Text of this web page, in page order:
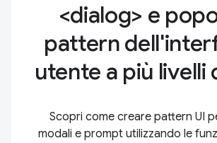
<dialog> e
pattern
utente a più livelli
Scopri come creare pattern UI
modali e prompt utilizzando le